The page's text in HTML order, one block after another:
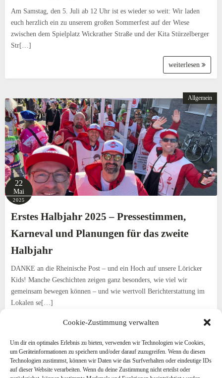
Cookie-Zustimmung verwalten
Um dir ein optimales Erlebnis zu bieten, verwenden wir Technologien wie Cookies,
um Geräteinformationen zu speichern und/oder darauf zuzugreifen. Wenn du diesen
Technologien zustimmst, können wir Daten wie das Surfverhalten oder eindeutige IDs
auf dieser Website verarbeiten. Wenn du deine Zustimmung nicht erteilst oder
Am Samstag, den 5. Juli ab 12 Uhr ist es wieder so weit: Wir laden
euch herzlich ein zu unserem großen Sommerfest auf der Wiese
zwischen dem Spielplatz Wickrather Straße und der Kita Stürzelberger
Str[…]
weiterlesen
Allgemein
22
Mai
2025
Erstes Halbjahr 2025 – Pressestimmen,
Karneval und Planungen für das zweite
Halbjahr
DANKE an die Rheinische Post – und ein Hoch auf unsere Löricker
Kids! Manche Geschichten zeigen ganz besonders, wie viel wir
gemeinsam bewegen können – und wie wertvoll Berichterstattung im
Lokalen se[…]
1 2 3 >